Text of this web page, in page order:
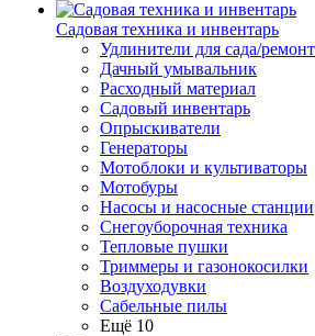
Садовая техника и инвентарь
Удлинители для сада/
Дачный умывальник
Расходный материал
Садовый инвентарь
Опрыскиватели
Генераторы
Мотоблоки и культиваторы
Мотобуры
Насосы и насосные станции
Снегоуборочная техника
Тепловые пушки
Триммеры и газонокосилки
Воздуходувки
Сабельные пилы
Ещё 10